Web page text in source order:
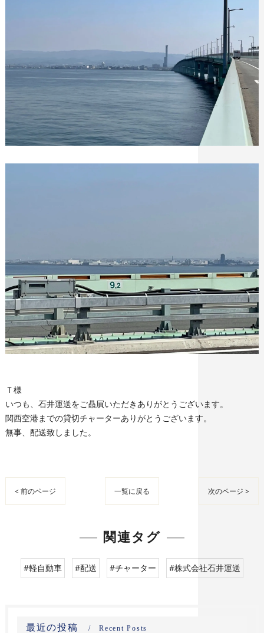
Ｔ様
いつも、石井運送をご贔屓いただきありがとうございます。
関西空港までの貸切チャーターありがとうございます。
無事、配送致しました。
< 前のページ 一覧に戻る 次のページ >
関連タグ
#軽自動車 #配送 #チャーター #株式会社石井運送
最近の投稿 Recent Posts